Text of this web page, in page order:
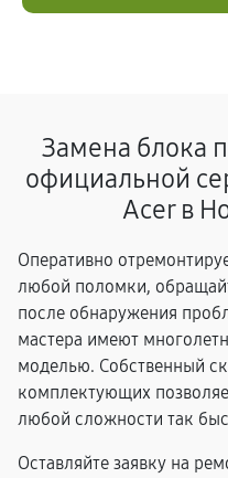
Замена блока
официальной
Acer в
Оперативно
любой поломки,
после обнаружения
мастера имеют
моделью. Собственный
комплектующих
любой сложности так
Оставляйте заявку на